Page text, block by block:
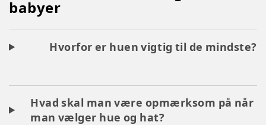
babyer
Hvorfor er huen vigtig til de mindste?
Hvad skal man være opmærksom på når
man vælger hue og hat?